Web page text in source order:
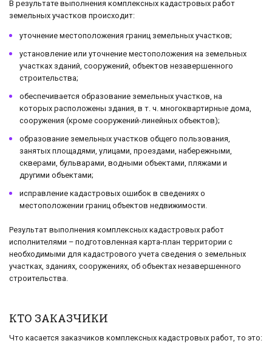
В результате выполнения комплексных кадастровых работ
земельных участков происходит:
уточнение местоположения границ земельных участков;
установление или уточнение местоположения на земельных
участках зданий, сооружений, объектов незавершенного
строительства;
обеспечивается образование земельных участков, на
которых расположены здания, в т. ч. многоквартирные дома,
сооружения (кроме сооружений-линейных объектов);
образование земельных участков общего пользования,
занятых площадями, улицами, проездами, набережными,
скверами, бульварами, водными объектами, пляжами и
другими объектами;
исправление кадастровых ошибок в сведениях о
местоположении границ объектов недвижимости.
Результат выполнения комплексных кадастровых работ
исполнителями – подготовленная карта-план территории с
необходимыми для кадастрового учета сведения о земельных
участках, зданиях, сооружениях, об объектах незавершенного
строительства.
КТО ЗАКАЗЧИКИ
Что касается заказчиков комплексных кадастровых работ, то это: